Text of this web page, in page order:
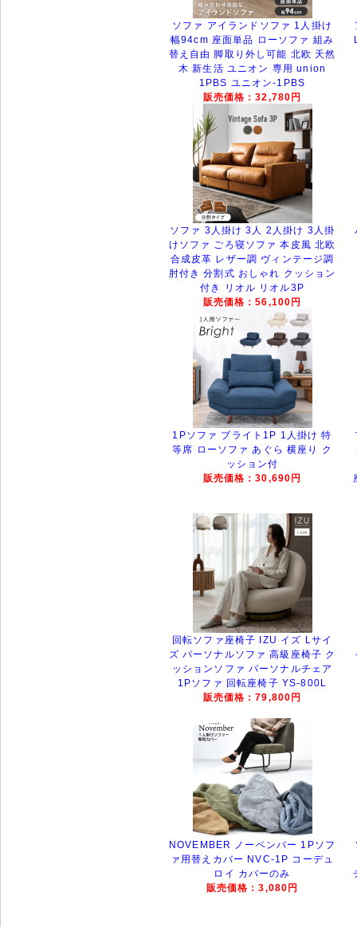
ソファ アイランドソファ 1人掛け
幅94cm 座面単品 ローソファ 組み
替え自由 脚取り外し可能 北欧 天然
木 新生活 ユニオン 専用 union
1PBS ユニオン-1PBS
販売価格：32,780円
ソファ 3人掛け 3人 2人掛け 3人掛
けソファ ごろ寝ソファ 本皮風 北欧
合成皮革 レザー調 ヴィンテージ調
肘付き 分割式 おしゃれ クッション
付き リオル リオル3P
販売価格：56,100円
1Pソファ ブライト1P 1人掛け 特
等席 ローソファ あぐら 横座り ク
ッション付
販売価格：30,690円
回転ソファ座椅子 IZU イズ Lサイ
ズ パーソナルソファ 高級座椅子 ク
ッションソファ パーソナルチェア
1Pソファ 回転座椅子 YS-800L
販売価格：79,800円
NOVEMBER ノーベンバー 1Pソフ
ァ用替えカバー NVC-1P コーデュ
ロイ カバーのみ
販売価格：3,080円